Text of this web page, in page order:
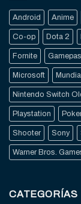
Android Anime
Co-op Dota 2
Fornite
Microsoft Mundial
Nintendo Switch
Playstation
Shooter Sony
Warner Bros.
CATEGORÍAS